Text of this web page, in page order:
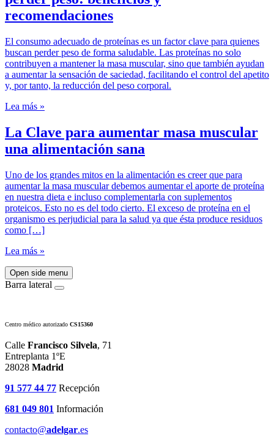
recomendaciones
El consumo adecuado de proteínas es un factor clave para quienes
buscan perder peso de forma saludable. Las proteínas no solo
contribuyen a mantener la masa muscular, sino que también ayudan
a aumentar la sensación de saciedad, facilitando el control del apetito
y, por tanto, la reducción del peso corporal.
Lea más »
La Clave para aumentar masa muscular
una alimentación sana
Uno de los grandes mitos en la alimentación es creer que para
aumentar la masa muscular debemos aumentar el aporte de proteína
en nuestra dieta e incluso complementarla con suplementos
proteicos. Esto no es del todo cierto. El exceso de proteína en el
organismo es perjudicial para la salud ya que ésta produce residuos
como […]
Lea más »
Open side menu
Barra lateral
Centro médico autorizado CS15360
Calle Francisco Silvela, 71
Entreplanta 1ºE
28028 Madrid
91 577 44 77 Recepción
681 049 801 Información
contacto@adelgar.es